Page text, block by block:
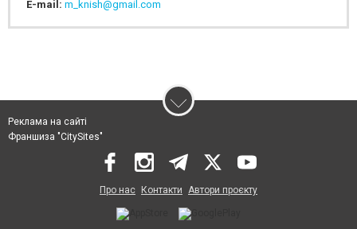
E-mail: m_knish@gmail.com
Реклама на сайті
Франшиза "CitySites"
Про нас Контакти Автори проєкту